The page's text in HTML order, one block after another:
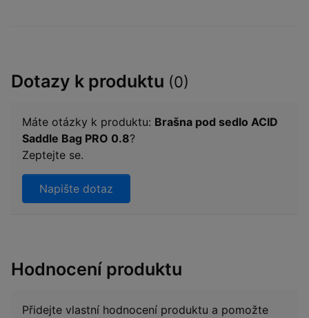
Dotazy k produktu (0)
Máte otázky k produktu: Brašna pod sedlo ACID
Saddle Bag PRO 0.8?
Zeptejte se.
Napište dotaz
Hodnocení produktu
Přidejte vlastní hodnocení produktu a pomožte